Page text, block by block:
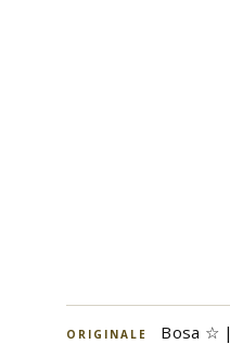
ORIGINALE Bosa ☆ |